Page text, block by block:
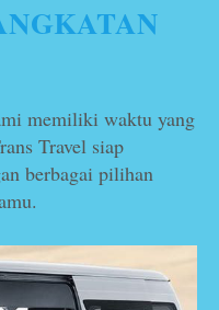
memiliki waktu yang
Travel siap
berbagai pilihan